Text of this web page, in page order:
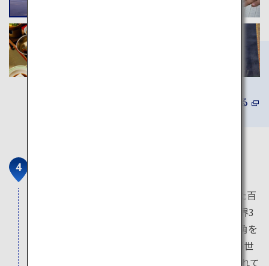
詳しくみる
2019年7月、ユネスコ世界文化遺産に登録された百
舌鳥・古市古墳群。中でも仁徳天皇陵古墳は世界3
大墳墓の一つといわれ、上空から見ると円と四角を
合体させた前方後円墳という日本独自の形で、5世
紀中ごろに約20年をかけて築造されたと推定されて